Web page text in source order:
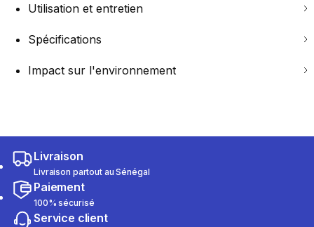
Utilisation et entretien
Spécifications
Impact sur l'environnement
Livraison
Livraison partout au Sénégal
Paiement
100% sécurisé
Service client